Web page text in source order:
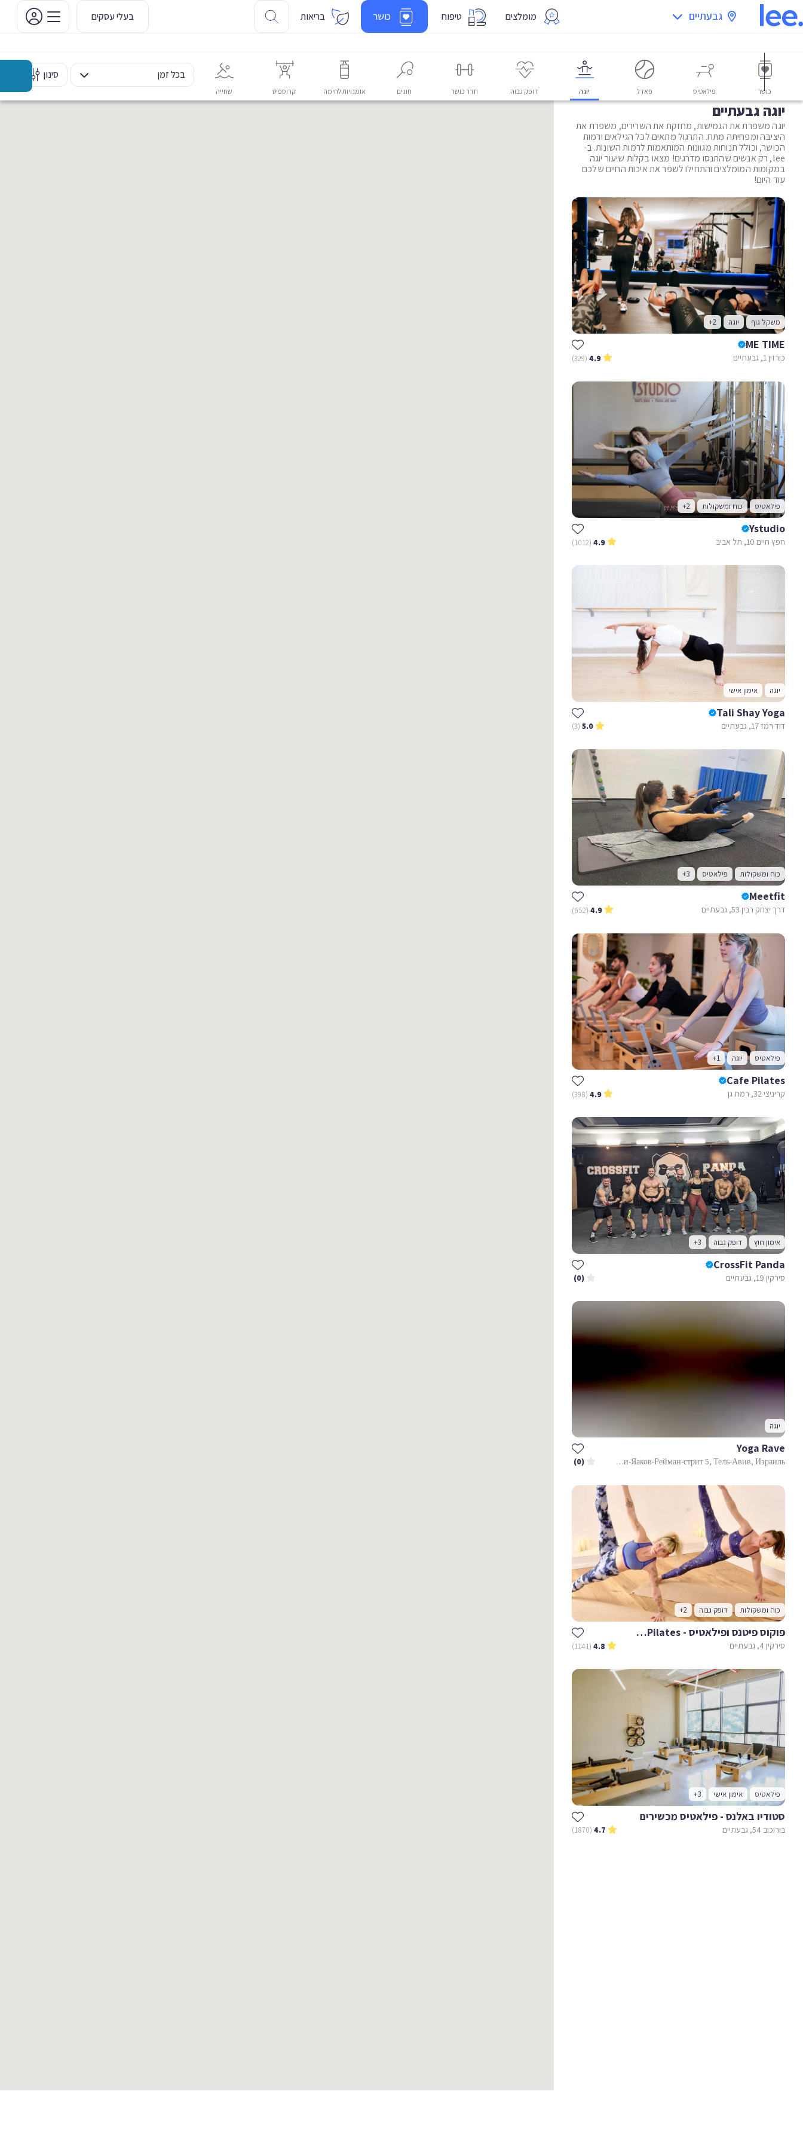
גבעתיים מומלצים טיפוח כושר בריאות בעלי עסקים
כושר פילאטיס פאדל יוגה דופק גבוה חדר כושר חוגים אומנויות לחימה קרוספיט שחייה
בכל זמן סינון
יוגה גבעתיים
יוגה משפרת את הגמישות, מחזקת את השרירים, משפרת את
היציבה ומפחיתה מתח. התרגול מתאים לכל הגילאים ורמות
הכושר, וכולל תנוחות מגוונות המותאמות לרמות השונות. ב-
lee, רק אנשים שהתנסו מדרגים! מצאו בקלות שיעור יוגה
במקומות המומלצים והתחילו לשפר את איכות החיים שלכם
עוד היום!
משקל גוף יוגה +2
ME TIME
כורזין 1, גבעתיים 4.9
(329)
פילאטיס כוח ומשקולות +2
Ystudio
חפץ חיים 10, תל אביב 4.9
(1012)
יוגה אימון אישי
Tali Shay Yoga
דוד רמז 17, גבעתיים 5.0
(3)
כוח ומשקולות פילאטיס +3
Meetfit
דרך יצחק רבין 53, גבעתיים 4.9
(652)
פילאטיס יוגה +1
Cafe Pilates
קריניצי 32, רמת גן 4.9
(398)
אימון חוץ דופק גבוה +3
CrossFit Panda
סירקין 19, גבעתיים (0)
יוגה
Yoga Rave
Раби-Яаков-Рейман-стрит 5, Тель-Авив, Израиль
(0)
כוח ומשקולות דופק גבוה +2
פוקוס פיטנס ופילאטיס - Focus Fitness & Pilates
סירקין 4, גבעתיים 4.8
(1141)
פילאטיס אימון אישי +3
סטודיו באלנס - פילאטיס מכשירים
בורוכוב 54, גבעתיים 4.7
(1870)